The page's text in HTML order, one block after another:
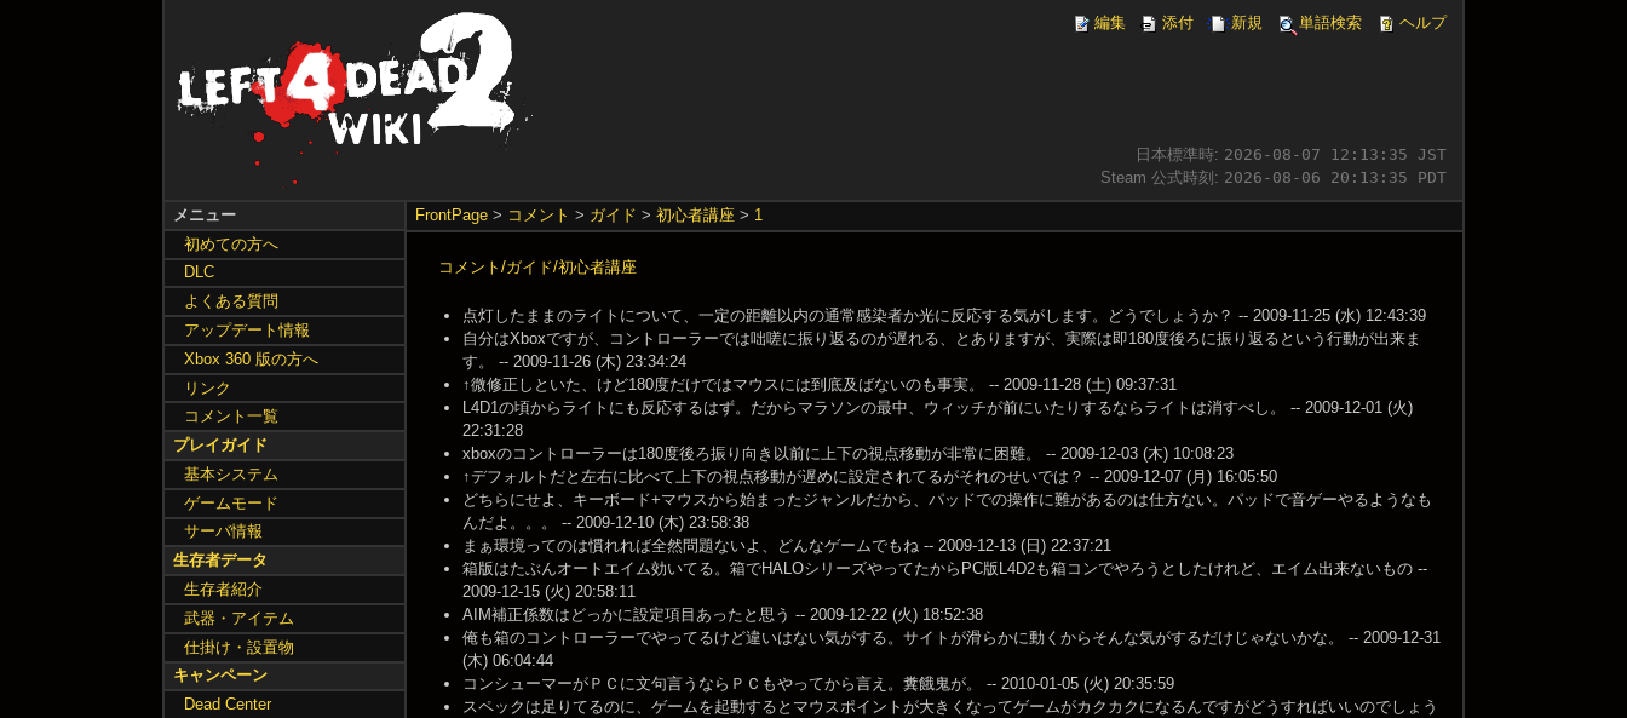
編集 添付 新規 単語検索 ヘルプ
日本標準時: 2026-08-07 12:13:36 JST
Steam 公式時刻: 2026-08-06 20:13:36 PDT
FrontPage> コメント > ガイド > 初心者講座> 1
コメント/ガイド/初心者講座
点灯したままのライトについて、一定の距離以内の通常感染者か光に反応する気がします。どうでしょうか？ -- 2009-11-25 (水) 12:43:39
自分はXboxですが、コントローラーでは咄嗟に振り返るのが遅れる、とありますが、実際は即180度後ろに振り返るという行動が出来ま
す。 -- 2009-11-26 (木) 23:34:24
↑微修正しといた、けど180度だけではマウスには到底及ばないのも事実。 -- 2009-11-28 (土) 09:37:31
L4D1の頃からライトにも反応するはず。だからマラソンの最中、ウィッチが前にいたりするならライトは消すべし。 -- 2009-12-01 (火)
22:31:28
xboxのコントローラーは180度後ろ振り向き以前に上下の視点移動が非常に困難。 -- 2009-12-03 (木) 10:08:23
↑デフォルトだと左右に比べて上下の視点移動が遅めに設定されてるがそれのせいでは？ -- 2009-12-07 (月) 16:05:50
どちらにせよ、キーボード+マウスから始まったジャンルだから、パッドでの操作に難があるのは仕方ない。パッドで音ゲーやるようなも
んだよ。。。 -- 2009-12-10 (木) 23:58:38
まぁ環境ってのは慣れれば全然問題ないよ、どんなゲームでもね -- 2009-12-13 (日) 22:37:21
箱版はたぶんオートエイム効いてる。箱でHALOシリーズやってたからPC版L4D2も箱コンでやろうとしたけれど、エイム出来ないもの --
2009-12-15 (火) 20:58:11
AIM補正係数はどっかに設定項目あったと思う -- 2009-12-22 (火) 18:52:38
俺も箱のコントローラーでやってるけど違いはない気がする。サイトが滑らかに動くからそんな気がするだけじゃないかな。 -- 2009-12-31
(木) 06:04:44
コンシューマーがＰＣに文句言うならＰＣもやってから言え。糞餓鬼が。 -- 2010-01-05 (火) 20:35:59
スペックは足りてるのに、ゲームを起動するとマウスポイントが大きくなってゲームがカクカクになるんですがどうすればいいのでしょう
メニュー
初めての方へ
DLC
よくある質問
アップデート情報
Xbox 360 版の方へ
リンク
コメント一覧
プレイガイド
基本システム
ゲームモード
サーバ情報
生存者データ
生存者紹介
武器・アイテム
仕掛け・設置物
キャンペーン
Dead Center